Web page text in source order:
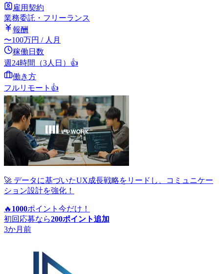
雇用契約
業務委託・フリーランス
報酬
〜100万円 / 人月
稼働日数
週24時間（3人日） 👍
働き方
フルリモート 👍
🚀 データに基づいたUX成長戦略をリードし、コミュニケー
ション設計を強化！
🔥 1000ポイント 今だけ！
初回応募なら200ポイント追加
3か月前